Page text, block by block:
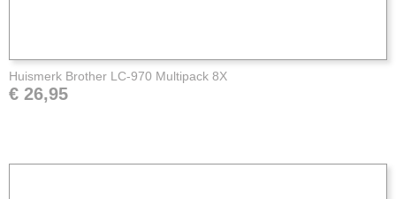
Huismerk Brother LC-970 Multipack 8X
€ 26,95